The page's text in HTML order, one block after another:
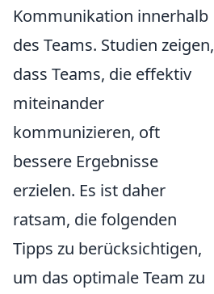
Kommunikation innerhalb
des Teams. Studien zeigen,
dass Teams, die effektiv
miteinander
kommunizieren, oft
bessere Ergebnisse
erzielen. Es ist daher
ratsam, die folgenden
Tipps zu berücksichtigen,
um das optimale Team zu